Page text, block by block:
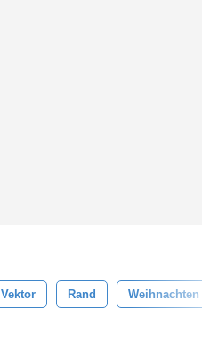
Vektor Rand Weihnachten